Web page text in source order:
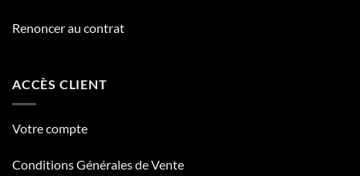
Renoncer au contrat
ACCÈS CLIENT
Votre compte
Conditions Générales de Vente